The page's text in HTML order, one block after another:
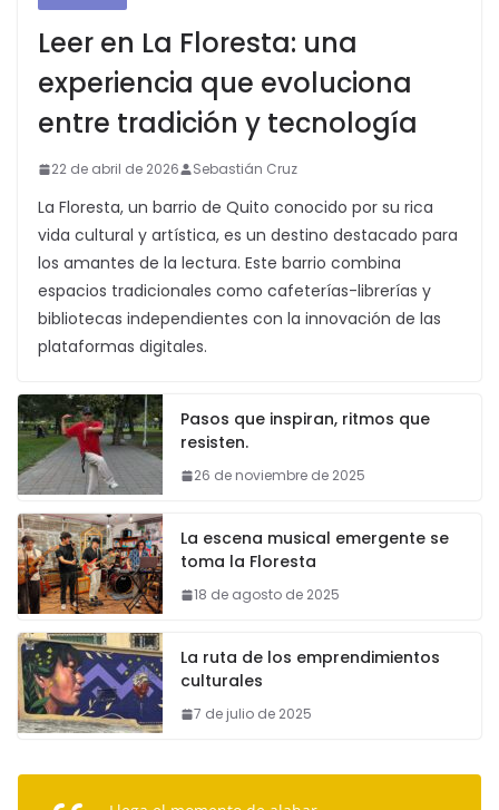
Leer en La Floresta: una
experiencia que evoluciona
entre tradición y tecnología
22 de abril de 2026 Sebastián Cruz
La Floresta, un barrio de Quito conocido por su rica
vida cultural y artística, es un destino destacado para
los amantes de la lectura. Este barrio combina
espacios tradicionales como cafeterías-librerías y
bibliotecas independientes con la innovación de las
plataformas digitales.
Pasos que inspiran, ritmos que
resisten.
26 de noviembre de 2025
La escena musical emergente se
toma la Floresta
18 de agosto de 2025
La ruta de los emprendimientos
culturales
7 de julio de 2025